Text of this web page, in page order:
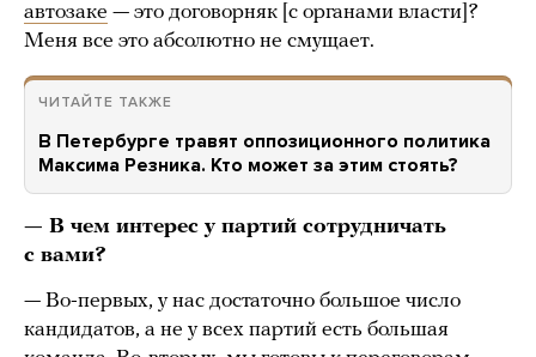
автозаке — это договорняк [с органами власти]?
Меня все это абсолютно не смущает.
ЧИТАЙТЕ ТАКЖЕ
В Петербурге травят оппозиционного политика
Максима Резника. Кто может за этим стоять?
— В чем интерес у партий сотрудничать
с вами?
— Во-первых, у нас достаточно большое число
кандидатов, а не у всех партий есть большая